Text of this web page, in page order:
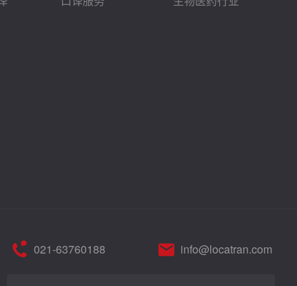
021-63760188 info@locatran.com